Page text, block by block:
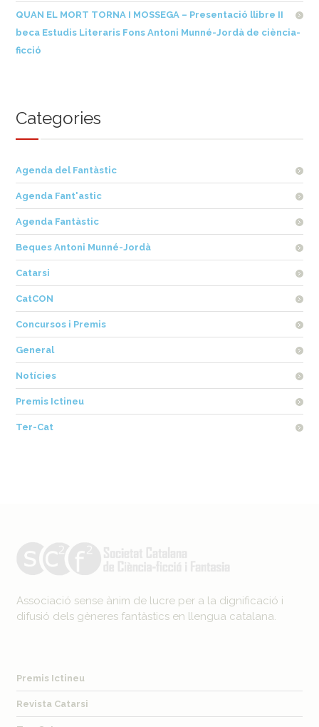
QUAN EL MORT TORNA I MOSSEGA – Presentació llibre II
beca Estudis Literaris Fons Antoni Munné-Jordà de ciència-
ficció
Categories
Agenda del Fantàstic
Agenda Fant'astic
Agenda Fantàstic
Beques Antoni Munné-Jordà
Catarsi
CatCON
Concursos i Premis
General
Notícies
Premis Ictineu
Ter-Cat
Associació sense ànim de lucre per a la dignificació i
difusió dels gèneres fantàstics en llengua catalana.
Premis Ictineu
Revista Catarsi